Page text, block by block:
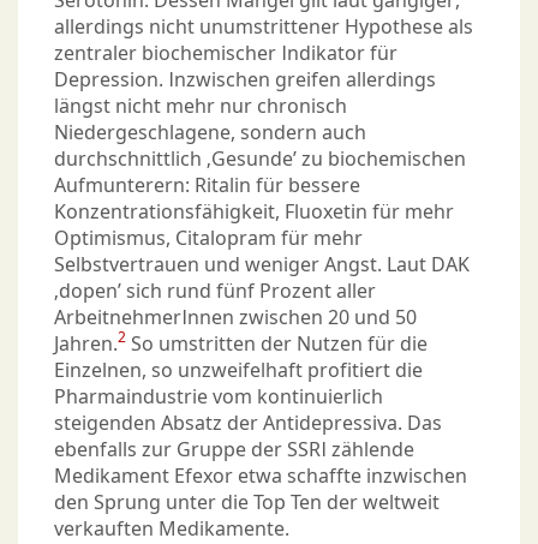
allerdings nicht unumstrittener Hypothese als
zentraler biochemischer Indikator für
Depression. Inzwischen greifen allerdings
längst nicht mehr nur chronisch
Niedergeschlagene, sondern auch
durchschnittlich ‚Gesunde’ zu biochemischen
Aufmunterern: Ritalin für bessere
Konzentrationsfähigkeit, Fluoxetin für mehr
Optimismus, Citalopram für mehr
Selbstvertrauen und weniger Angst. Laut DAK
‚dopen’ sich rund fünf Prozent aller
ArbeitnehmerInnen zwischen 20 und 50
Jahren.2 So umstritten der Nutzen für die
Einzelnen, so unzweifelhaft profitiert die
Pharmaindustrie vom kontinuierlich
steigenden Absatz der Antidepressiva. Das
ebenfalls zur Gruppe der SSRI zählende
Medikament Efexor etwa schaffte inzwischen
den Sprung unter die Top Ten der weltweit
verkauften Medikamente.